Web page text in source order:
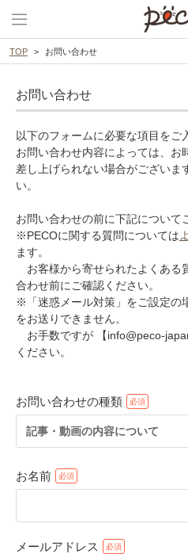
TOP お問い合わせ
お問い合わせ
以下のフォームに必要な項目をご
お問い合わせ内容によっては、お
差し上げられない場合がございま
い。
お問い合わせの前に下記について
※PECOに関する質問については
ます。
お客様から寄せられたよくある
合わせ前にご確認ください。
※「迷惑メール対策」をご設定の
をお送りできません。
お手数ですが 【info@peco-
ください。
お問い合わせの種類
記事・動画の内容について
お名前
メールアドレス